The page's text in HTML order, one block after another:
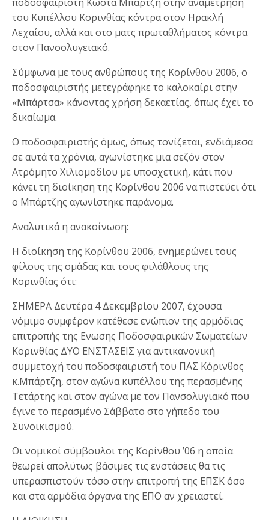
του Κυπέλλου Κορινθίας κόντρα στον Ηρακλή
Λεχαίου, αλλά και στο ματς πρωταθλήματος κόντρα
στον Πανσολυγειακό.
Σύμφωνα με τους ανθρώπους της Κορίνθου 2006, ο
ποδοσφαιριστής μετεγράφηκε το καλοκαίρι στην
«Μπάρτσα» κάνοντας χρήση δεκαετίας, όπως έχει το
δικαίωμα.
Ο ποδοσφαιριστής όμως, όπως τονίζεται, ενδιάμεσα
σε αυτά τα χρόνια, αγωνίστηκε μια σεζόν στον
Ατρόμητο Χιλιομοδίου με υποσχετική, κάτι που
κάνει τη διοίκηση της Κορίνθου 2006 να πιστεύει ότι
ο Μπάρτζης αγωνίστηκε παράνομα.
Αναλυτικά η ανακοίνωση:
Η διοίκηση της Κορίνθου 2006, ενημερώνει τους
φίλους της ομάδας και τους φιλάθλους της
Κορινθίας ότι:
ΣΗΜΕΡΑ Δευτέρα 4 Δεκεμβρίου 2007, έχουσα
νόμιμο συμφέρον κατέθεσε ενώπιον της αρμόδιας
επιτροπής της Ενωσης Ποδοσφαιρικών Σωματείων
Κορινθίας ΔΥΟ ΕΝΣΤΑΣΕΙΣ για αντικανονική
συμμετοχή του ποδοσφαιριστή του ΠΑΣ Κόρινθος
κ.Μπάρτζη, στον αγώνα κυπέλλου της περασμένης
Τετάρτης και στον αγώνα με τον Πανσολυγιακό που
έγινε το περασμένο Σάββατο στο γήπεδο του
Συνοικισμού.
Οι νομικοί σύμβουλοι της Κορίνθου ’06 η οποία
θεωρεί απολύτως βάσιμες τις ενστάσεις θα τις
υπερασπιστούν τόσο στην επιτροπή της ΕΠΣΚ όσο
και στα αρμόδια όργανα της ΕΠΟ αν χρειαστεί.